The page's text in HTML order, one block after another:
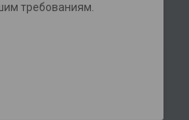
требованиям.